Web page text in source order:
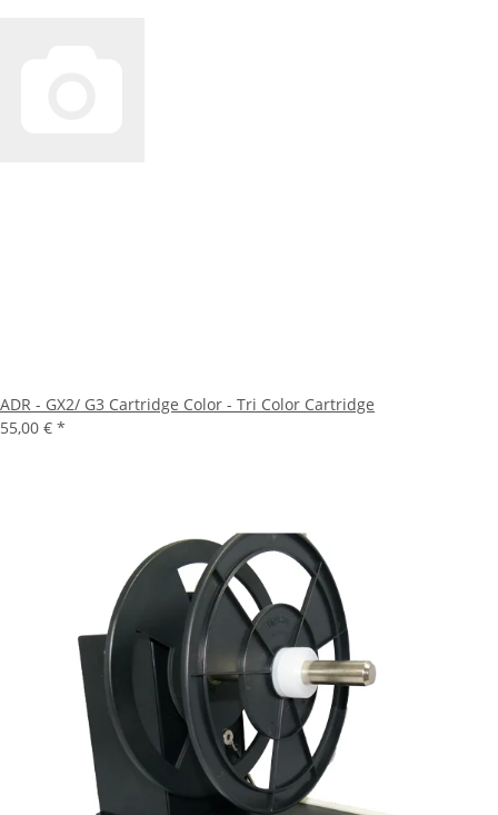
ADR - GX2/ G3 Cartridge Color - Tri Color Cartridge
55,00 € *